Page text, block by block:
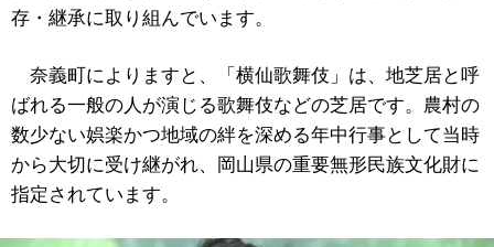
存・継承に取り組んでいます。
奈義町によりますと、「横仙歌舞伎」は、地芝居と呼
ばれる一般の人が演じる歌舞伎などの芝居です。農村の
数少ない娯楽かつ地域の絆を深める年中行事として当時
から大切に受け継がれ、岡山県の重要無形民族文化財に
指定されています。